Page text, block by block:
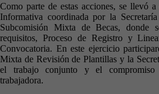
Como parte de estas acciones, se llevó
Informativa coordinada por la
Subcomisión Mixta de Becas, donde
requisitos, Proceso de Registro y
Convocatoria. En este ejercicio
Mixta de Revisión de Plantillas y la
el trabajo conjunto y el
trabajadora.